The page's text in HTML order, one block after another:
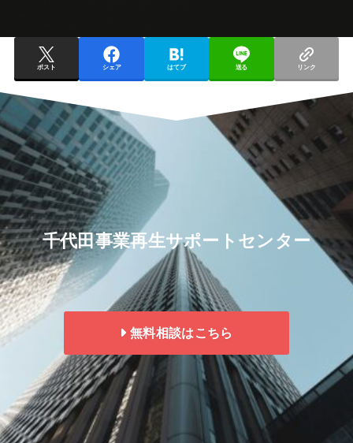
ポスト シェア はてブ 送る リンク
千代田事業再生サポートセンター
無料相談はこちら